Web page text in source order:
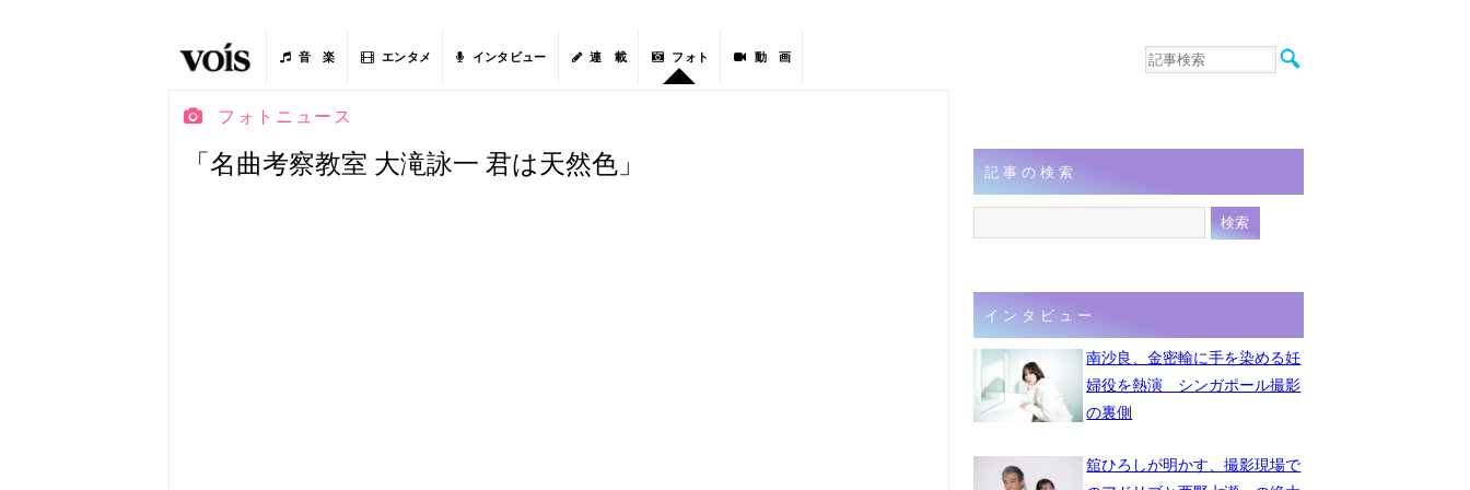
音 楽 エンタメ インタビュー 連 載 フォト 動 画
音楽
連載
フォト
フォトニュース
「名曲考察教室 大滝詠一 君は天然色」 記事の検索
インタビュー
南沙良、金密輸に手を染める妊
婦役を熱演 シンガポール撮影
の裏側
舘ひろしが明かす、撮影現場で